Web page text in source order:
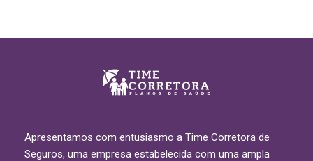
Apresentamos com entusiasmo a Time Corretora de
Seguros, uma empresa estabelecida com uma ampla